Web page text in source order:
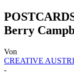
Berry
Von
CREATIVE
-